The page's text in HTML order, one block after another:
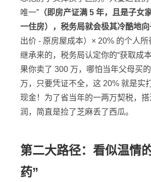
唯一” （即房产证满 5 年，且是子女
一住房），税务局就会极其冷酷地向
出价 - 原房屋成本）× 20% 的个人所
继承来的，税务局认定你的“获取成
果你卖了 300 万，哪怕当年父母买
万，只要凭证不全，这 20% 就是实
现金！为了省当年的一两万契税，搭
润，简直是捡了芝麻丢了西瓜。
第二大路径：看似温情
药”